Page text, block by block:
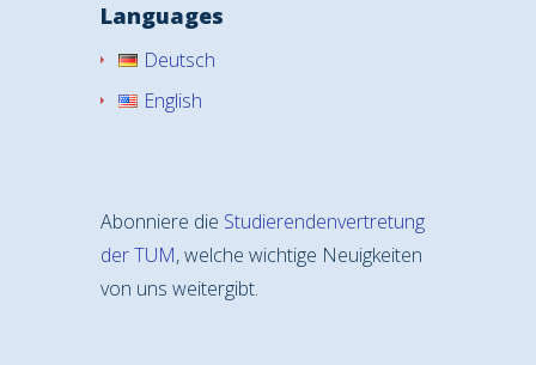
Languages
Deutsch
English
Abonniere die Studierendenvertretung
der TUM, welche wichtige Neuigkeiten
von uns weitergibt.